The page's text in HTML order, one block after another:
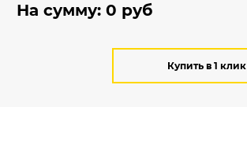
На сумму: 0 руб
Купить в 1 клик